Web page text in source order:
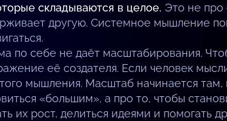
складываются в целое. Это не про
другую. Системное мышление
по себе не даёт масштабирования.
её создателя. Если человек
мышления. Масштаб начинается
«большим», а про то, чтобы
их рост, делиться идеями и помогать